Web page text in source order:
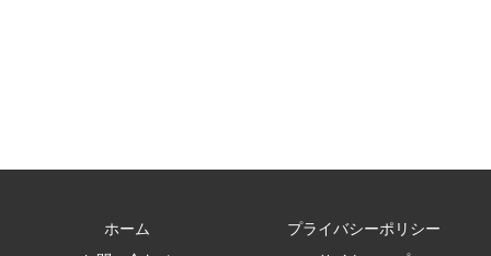
ホーム
プライバシーポリシー